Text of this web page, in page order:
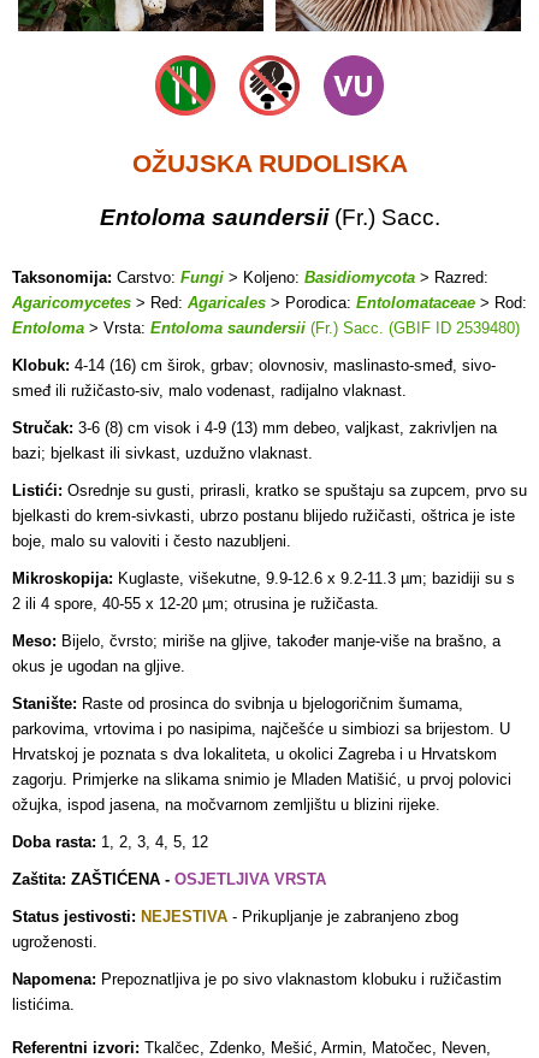
OŽUJSKA RUDOLISKA
Entoloma saundersii (Fr.) Sacc.
Taksonomija: Carstvo: Fungi > Koljeno: Basidiomycota > Razred:
Agaricomycetes > Red: Agaricales > Porodica: Entolomataceae > Rod:
Entoloma > Vrsta: Entoloma saundersii (Fr.) Sacc. (GBIF ID 2539480)
Klobuk: 4-14 (16) cm širok, grbav; olovnosiv, maslinasto-smeđ, sivo-
smeđ ili ružičasto-siv, malo vodenast, radijalno vlaknast.
Stručak: 3-6 (8) cm visok i 4-9 (13) mm debeo, valjkast, zakrivljen na
bazi; bjelkast ili sivkast, uzdužno vlaknast.
Listići: Osrednje su gusti, prirasli, kratko se spuštaju sa zupcem, prvo su
bjelkasti do krem-sivkasti, ubrzo postanu blijedo ružičasti, oštrica je iste
boje, malo su valoviti i često nazubljeni.
Mikroskopija: Kuglaste, višekutne, 9.9-12.6 x 9.2-11.3 µm; bazidiji su s
2 ili 4 spore, 40-55 x 12-20 µm; otrusina je ružičasta.
Meso: Bijelo, čvrsto; miriše na gljive, također manje-više na brašno, a
okus je ugodan na gljive.
Stanište: Raste od prosinca do svibnja u bjelogoričnim šumama,
parkovima, vrtovima i po nasipima, najčešće u simbiozi sa brijestom. U
Hrvatskoj je poznata s dva lokaliteta, u okolici Zagreba i u Hrvatskom
zagorju. Primjerke na slikama snimio je Mladen Matišić, u prvoj polovici
ožujka, ispod jasena, na močvarnom zemljištu u blizini rijeke.
Doba rasta: 1, 2, 3, 4, 5, 12
Zaštita: ZAŠTIĆENA - OSJETLJIVA VRSTA
Status jestivosti: NEJESTIVA - Prikupljanje je zabranjeno zbog
ugroženosti.
Napomena: Prepoznatljiva je po sivo vlaknastom klobuku i ružičastim
listićima.
Referentni izvori: Tkalčec, Zdenko, Mešić, Armin, Matočec, Neven,